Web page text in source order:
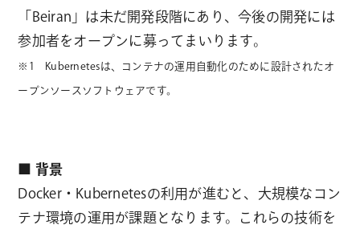
「Beiran」は未だ開発段階にあり、今後の開発には
参加者をオープンに募ってまいります。
※1 Kubernetesは、コンテナの運用自動化のために設計されたオ
ープンソースソフトウェアです。
■ 背景
Docker・Kubernetesの利用が進むと、大規模なコン
テナ環境の運用が課題となります。これらの技術を